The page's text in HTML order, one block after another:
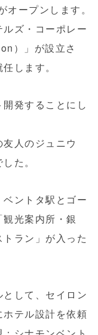
ープンします。
ズ・コーポレー
）」が設立さ
します。
発することにし
人のジュニウ
た。
ントタ駅とゴー
光案内所・銀
ラン」が入った
して、セイロン
テル設計を依頼